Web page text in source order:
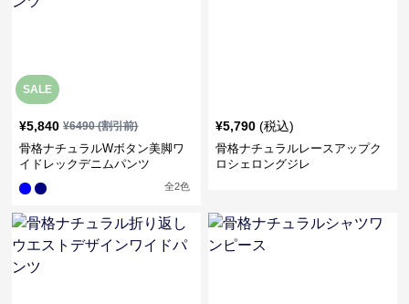
SALE
¥5,840 ¥6490(割引前)
骨格ナチュラルWボタン美脚ワ
イドレックデニムパンツ
全2色
¥5,790 (税込)
骨格ナチュラルレースアップク
ロシェロングジレ